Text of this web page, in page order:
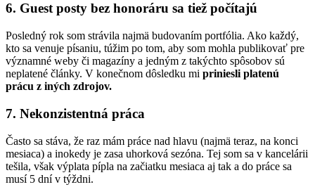
6. Guest posty bez honoráru sa tiež počítajú
Posledný rok som strávila najmä budovaním portfólia. Ako každý,
kto sa venuje písaniu, túžim po tom, aby som mohla publikovať pre
významné weby či magazíny a jedným z takýchto spôsobov sú
neplatené články. V konečnom dôsledku mi priniesli platenú
prácu z iných zdrojov.
7. Nekonzistentná práca
Často sa stáva, že raz mám práce nad hlavu (najmä teraz, na konci
mesiaca) a inokedy je zasa uhorková sezóna. Tej som sa v kancelárii
tešila, však výplata pípla na začiatku mesiaca aj tak a do práce sa
musí 5 dní v týždni.